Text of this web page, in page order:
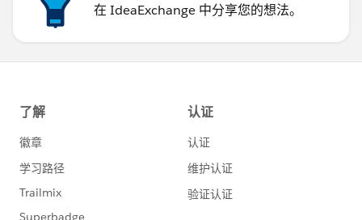
在 IdeaExchange 中分享您的想法。